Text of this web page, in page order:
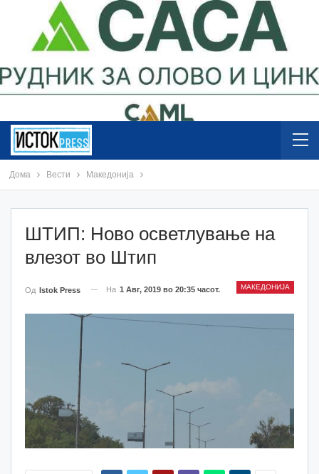
Дома Вести Македонија
ШТИП: Ново осветлување на
влезот во Штип
МАКЕДОНИЈА
Од Istok Press На 1 Авг, 2019 во 20:35 часот.